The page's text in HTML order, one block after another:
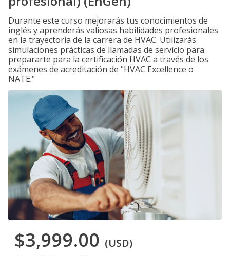
Durante este curso mejorarás tus conocimientos de
inglés y aprenderás valiosas habilidades profesionales
en la trayectoria de la carrera de HVAC. Utilizarás
simulaciones prácticas de llamadas de servicio para
prepararte para la certificación HVAC a través de los
exámenes de acreditación de "HVAC Excellence o
NATE."
$3,999.00 (USD)